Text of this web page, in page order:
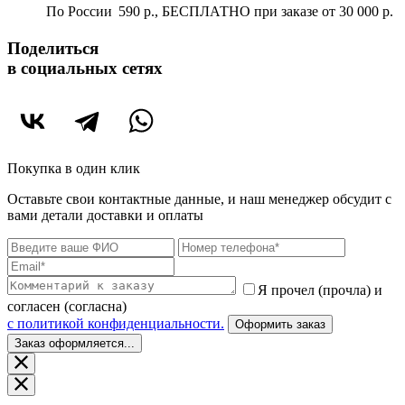
По России 590 р., БЕСПЛАТНО при заказе от 30 000 р.
Поделиться
в социальных сетях
Покупка в один клик
Оставьте свои контактные данные, и наш менеджер обсудит с
вами детали доставки и оплаты
Я прочел (прочла) и
согласен (согласна)
c политикой конфиденциальности.
Оформить заказ
Заказ оформляется...